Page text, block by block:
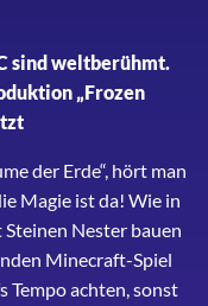
sind weltberühmt.
„Frozen
der Erde“, hört man
Magie ist da! Wie in
Nester bauen
Minecraft-Spiel
Tempo achten, sonst